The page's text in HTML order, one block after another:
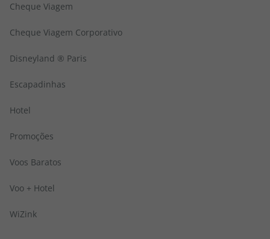
Cheque Viagem
Cheque Viagem Corporativo
Disneyland ® Paris
Escapadinhas
Hotel
Promoções
Voos Baratos
Voo + Hotel
WiZink